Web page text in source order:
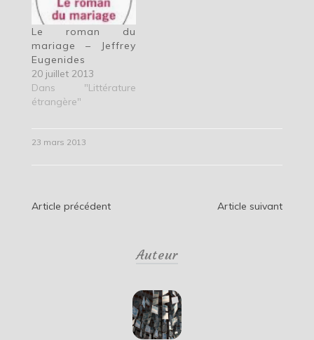
Le roman du
mariage – Jeffrey
Eugenides
20 juillet 2013
Dans "Littérature
étrangère"
23 mars 2013
Navigation
Article précédent Article suivant
Auteur